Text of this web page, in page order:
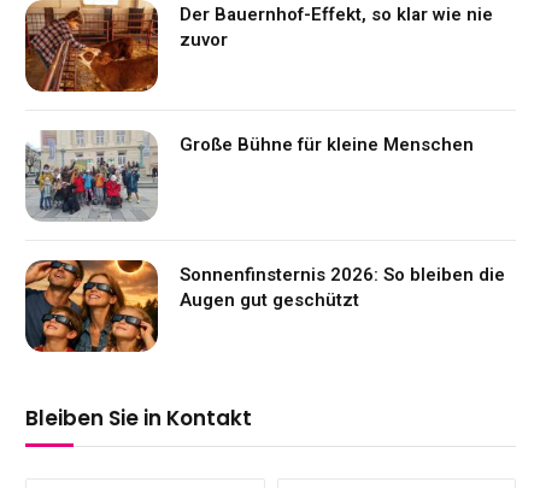
Der Bauernhof-Effekt, so klar wie nie
zuvor
Große Bühne für kleine Menschen
Sonnenfinsternis 2026: So bleiben die
Augen gut geschützt
Bleiben Sie in Kontakt